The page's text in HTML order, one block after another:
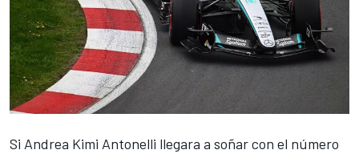
Si Andrea Kimi Antonelli llegara a soñar con el número